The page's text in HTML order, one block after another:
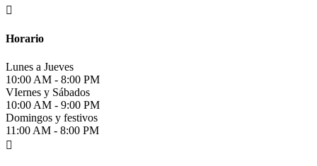

Horario
Lunes a Jueves
10:00 AM - 8:00 PM
VIernes y Sábados
10:00 AM - 9:00 PM
Domingos y festivos
11:00 AM - 8:00 PM
